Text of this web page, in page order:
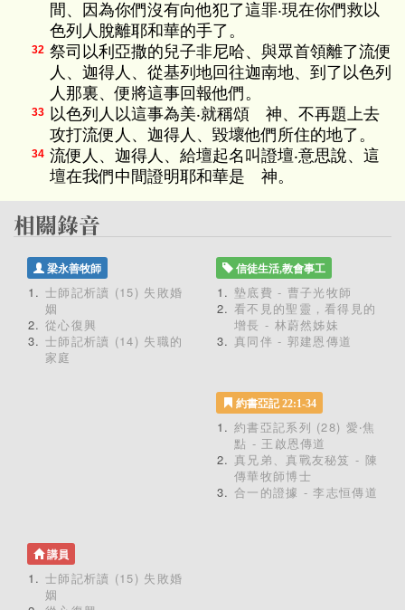
間、因為你們沒有向他犯了這罪‧現在你們救以
色列人脫離耶和華的手了。
32 祭司以利亞撒的兒子非尼哈、與眾首領離了流便
人、迦得人、從基列地回往迦南地、到了以色列
人那裏、便將這事回報他們。
33 以色列人以這事為美‧就稱頌 神、不再題上去
攻打流便人、迦得人、毀壞他們所住的地了。
34 流便人、迦得人、給壇起名叫證壇‧意思說、這
壇在我們中間證明耶和華是 神。
梁永善牧師
士師記析讀 (15) 失敗婚
姻
從心復興
士師記析讀 (14) 失職的
家庭
信徒生活,教會事工
墊底費 - 曹子光牧師
看不見的聖靈，看得見的
增長 - 林蔚然姊妹
真同伴 - 郭建恩傳道
約書亞記 22:1-34
約書亞記系列 (28) 愛‧焦
點 - 王啟恩傳道
真兄弟、真戰友秘笈 - 陳
傳華牧師博士
合一的證據 - 李志恒傳道
講員
士師記析讀 (15) 失敗婚
姻